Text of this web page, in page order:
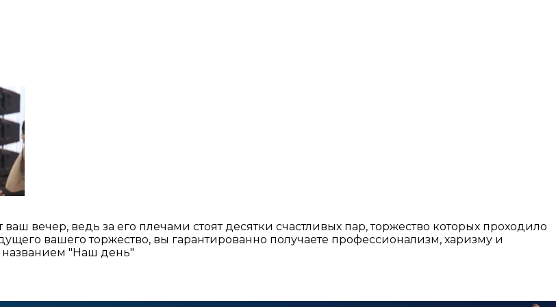
вечер, ведь за его плечами стоят десятки счастливых пар, торжество которых проходило
вашего торжество, вы гарантированно получаете профессионализм, харизму и
названием "Наш день"